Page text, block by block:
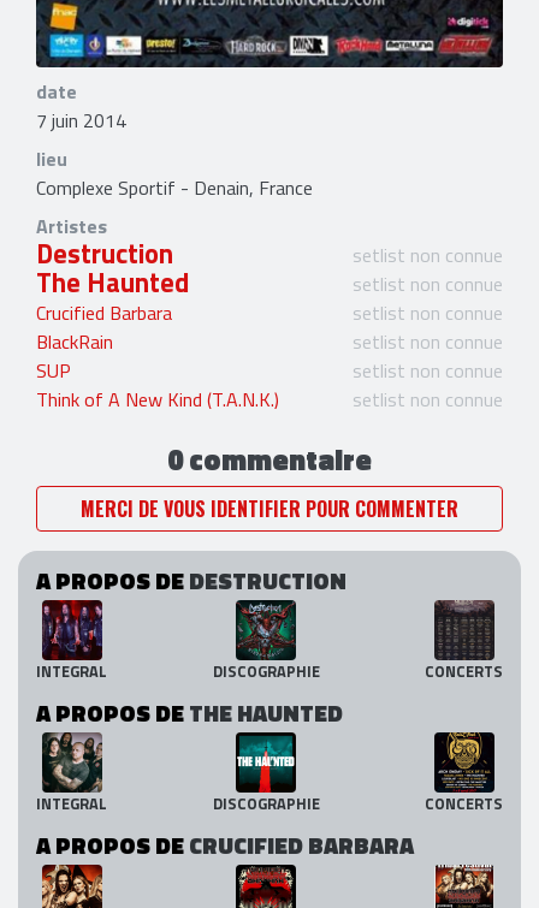
date
7 juin 2014
lieu
Complexe Sportif - Denain, France
Artistes
Destruction setlist non connue
The Haunted
setlist non connue
Crucified Barbara
setlist non connue
BlackRain
setlist non connue
SUP
setlist non connue
Think of A New Kind (T.A.N.K.)
setlist non connue
0 commentaire
MERCI DE VOUS IDENTIFIER POUR COMMENTER
A PROPOS DEDESTRUCTION
INTEGRAL DISCOGRAPHIE CONCERTS
A PROPOS DETHE HAUNTED
INTEGRAL DISCOGRAPHIE CONCERTS
A PROPOS DECRUCIFIED BARBARA